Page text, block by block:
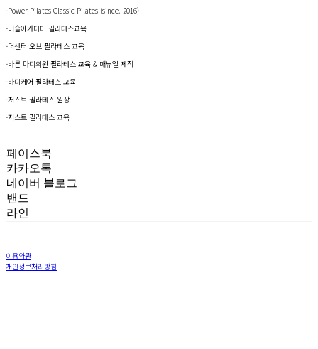
-Power Pilates Classic Pilates (since. 2016)
-머슬아카데미 필라테스교육
-더센터 오브 필라테스 교육
-바른 마디의원 필라테스 교육 & 매뉴얼 제작
-바디케어 필라테스 교육
-저스트 필라테스 원장
-저스트 필라테스 교육
페이스북
카카오톡
네이버 블로그
밴드
라인
이용약관
개인정보처리방침